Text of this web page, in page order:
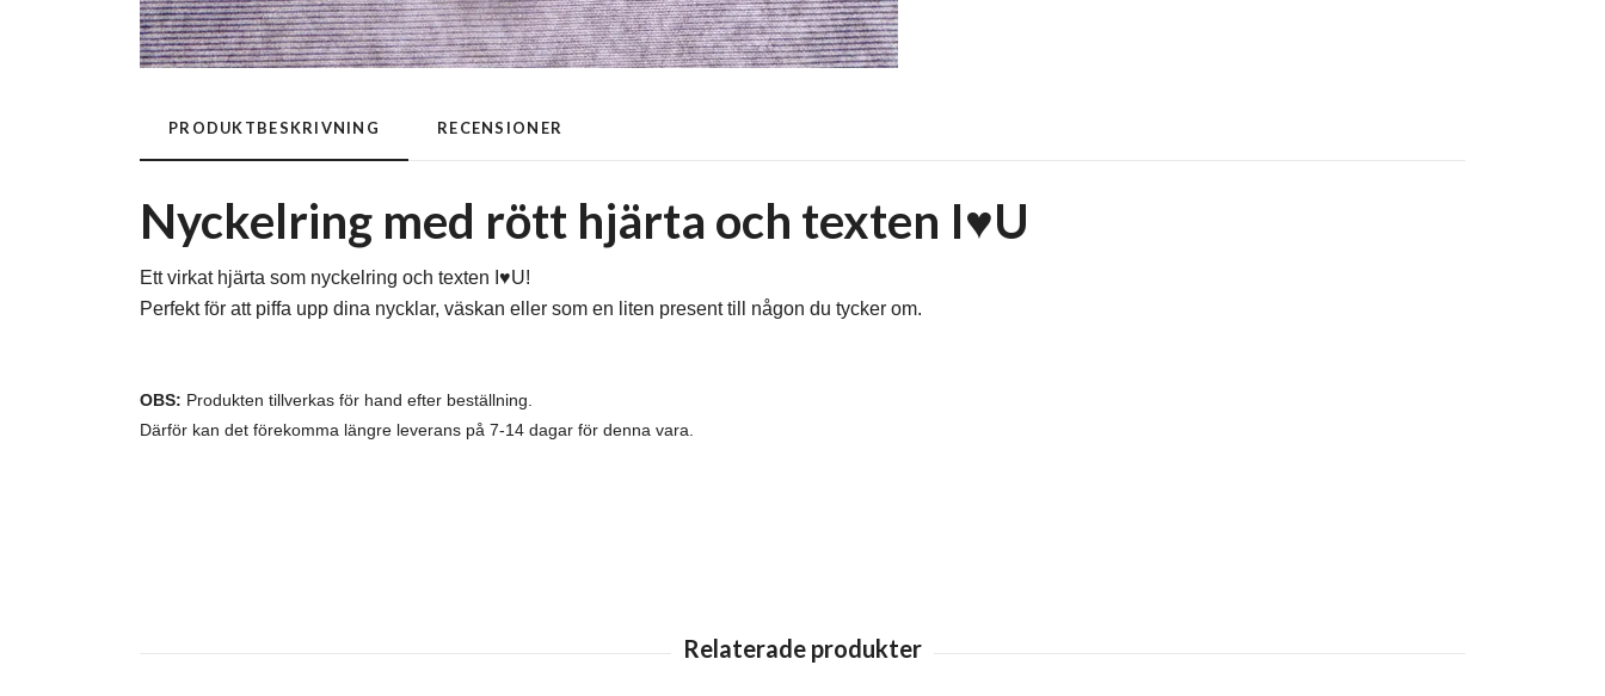
PRODUKTBESKRIVNING RECENSIONER
Nyckelring med rött hjärta och texten I♥️U
Ett virkat hjärta som nyckelring och texten I♥️U!
Perfekt för att piffa upp dina nycklar, väskan eller som en liten present till någon du tycker om.
OBS: Produkten tillverkas för hand efter beställning.
Därför kan det förekomma längre leverans på 7-14 dagar för denna vara.